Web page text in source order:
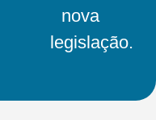
nova
legislação.